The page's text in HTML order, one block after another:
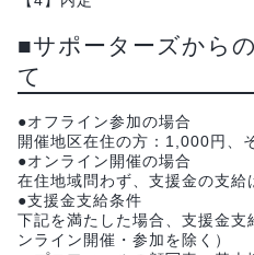
■サポーターズから
て
●オフライン参加の場合
開催地区在住の方：1,000円、
●オンライン開催の場合
在住地域問わず、支援金の支給
●支援金支給条件
下記を満たした場合、支援金
ンライン開催・参加を除く）